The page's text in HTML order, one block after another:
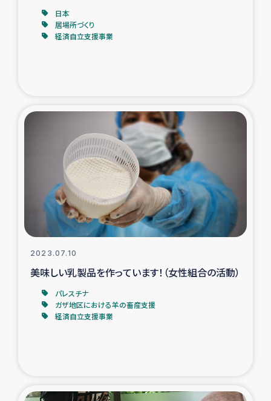
スリランカ ムライティブ県帰還民の生活再建支援
スリランカ南部洪水被災者支援
スリランカの南北女性をつなぐサリー・リサイクル・プロ
ジェクト
復興支援事業
民際教育事業
ミャンマー緊急支援
日本
居場所づくり
経済自立支援事業
2023.07.10
美味しい乳製品を作っています！（女性組合の活動）
パレスチナ
ガザ地区における羊の畜産支援
経済自立支援事業